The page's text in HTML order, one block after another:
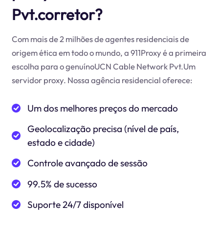
Pvt.corretor?
Com mais de 2 milhões de agentes residenciais de
origem ética em todo o mundo, a 911Proxy é a primeira
escolha para o genuínoUCN Cable Network Pvt.Um
servidor proxy. Nossa agência residencial oferece:
Um dos melhores preços do mercado
Geolocalização precisa (nível de país,
estado e cidade)
Controle avançado de sessão
99.5% de sucesso
Suporte 24/7 disponível